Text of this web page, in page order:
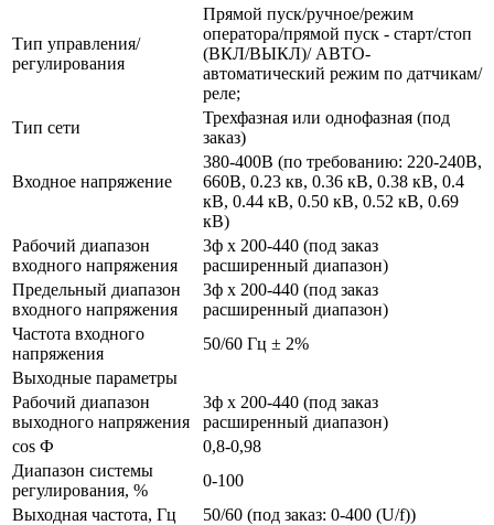
Тип управления/
регулирования
Прямой пуск/ручное/режим
оператора/прямой пуск - старт/стоп
(ВКЛ/ВЫКЛ)/ АВТО-
автоматический режим по датчикам/
реле;
Тип сети
Трехфазная или однофазная (под
заказ)
Входное напряжение
380-400В (по требованию: 220-240В,
660В, 0.23 кв, 0.36 кВ, 0.38 кВ, 0.4
кВ, 0.44 кВ, 0.50 кВ, 0.52 кВ, 0.69
кВ)
Рабочий диапазон
входного напряжения
3ф х 200-440 (под заказ
расширенный диапазон)
Предельный диапазон
входного напряжения
3ф х 200-440 (под заказ
расширенный диапазон)
Частота входного
напряжения
50/60 Гц ± 2%
Выходные параметры
Рабочий диапазон
выходного напряжения
3ф х 200-440 (под заказ
расширенный диапазон)
cos Ф
0,8-0,98
Диапазон системы
регулирования, %
0-100
Выходная частота, Гц
50/60 (под заказ: 0-400 (U/f))